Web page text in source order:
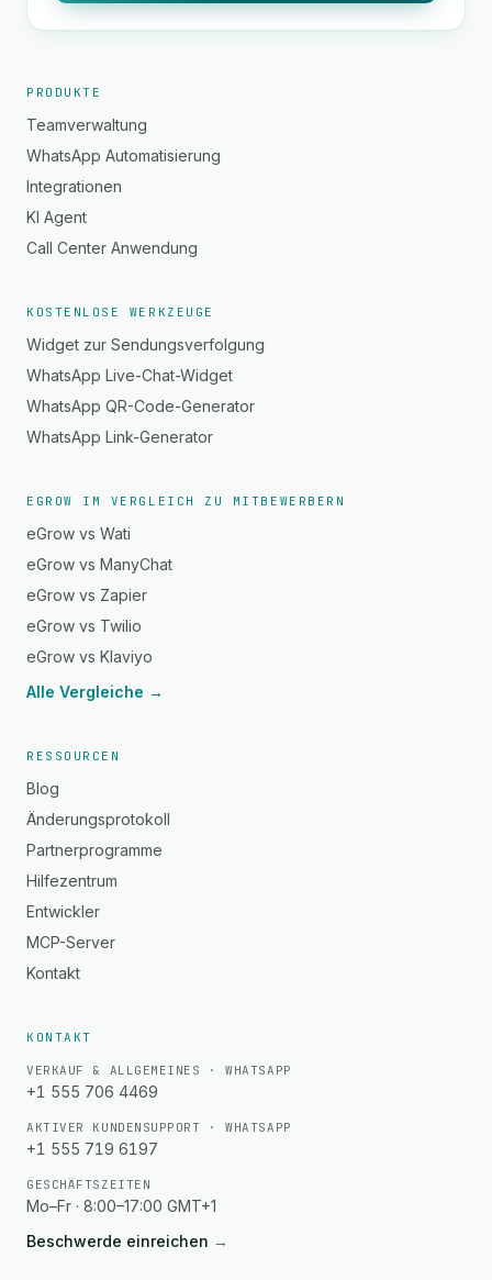
PRODUKTE
Teamverwaltung
WhatsApp Automatisierung
Integrationen
KI Agent
Call Center Anwendung
KOSTENLOSE WERKZEUGE
Widget zur Sendungsverfolgung
WhatsApp Live-Chat-Widget
WhatsApp QR-Code-Generator
WhatsApp Link-Generator
EGROW IM VERGLEICH ZU MITBEWERBERN
eGrow vs Wati
eGrow vs ManyChat
eGrow vs Zapier
eGrow vs Twilio
eGrow vs Klaviyo
Alle Vergleiche →
RESSOURCEN
Blog
Änderungsprotokoll
Partnerprogramme
Hilfezentrum
Entwickler
MCP-Server
Kontakt
KONTAKT
VERKAUF & ALLGEMEINES · WHATSAPP
+1 555 706 4469
AKTIVER KUNDENSUPPORT · WHATSAPP
+1 555 719 6197
GESCHÄFTSZEITEN
Mo–Fr · 8:00–17:00 GMT+1
Beschwerde einreichen →